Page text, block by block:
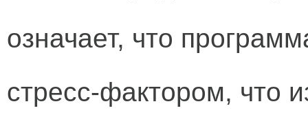
означает, что
стресс-фактором, что